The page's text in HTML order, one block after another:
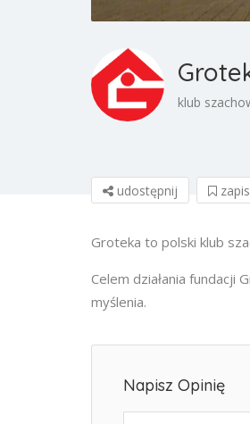
klub
udostępnij
Grotekа to polski klub
Celem działania
myślenia.
Napisz Opinię